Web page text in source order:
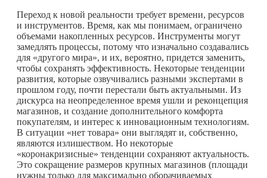
Переход к новой реальности требует времени, ресурсов
и инструментов. Время, как мы понимаем, ограничено
объемами накопленных ресурсов. Инструменты могут
замедлять процессы, потому что изначально создавались
для «другого мира», и их, вероятно, придется заменить,
чтобы сохранять эффективность. Некоторые тенденции
развития, которые озвучивались разными экспертами в
прошлом году, почти перестали быть актуальными. Из
дискурса на неопределенное время ушли и реконцепция
магазинов, и создание дополнительного комфорта
покупателям, и интерес к инновационным технологиям.
В ситуации «нет товара» они выглядят и, собственно,
являются излишеством. Но некоторые
«коронакризисные» тенденции сохраняют актуальность.
Это сокращение размеров крупных магазинов (площади
нужны только для максимально оборачиваемых